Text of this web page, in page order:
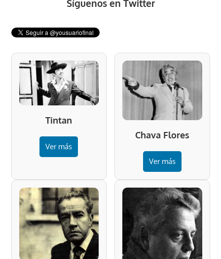
Síguenos en Twitter
Tintan
Ver más
Chava Flores
Ver más